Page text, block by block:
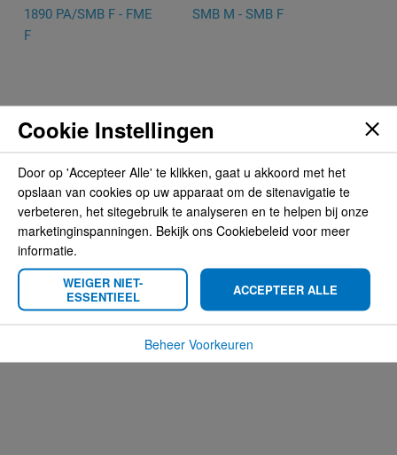
Combi antenne GPS
1890 PA/SMB F - FME
F
€ 69,95
adapterkabel 30 cm
SMB M - SMB F
€ 28,95
Cookie Instellingen
Door op 'Accepteer Alle' te klikken, gaat u akkoord met het
opslaan van cookies op uw apparaat om de sitenavigatie te
verbeteren, het sitegebruik te analyseren en te helpen bij onze
marketinginspanningen. Bekijk ons Cookiebeleid voor meer
informatie.
WEIGER NIET-
ESSENTIEEL
ACCEPTEER ALLE
Beheer Voorkeuren